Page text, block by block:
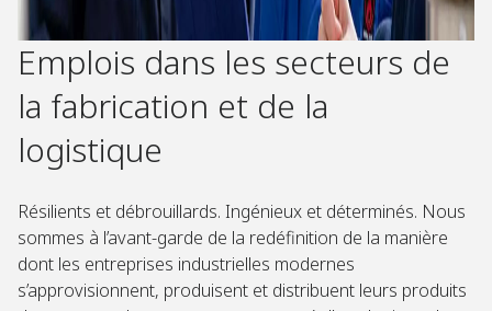
Emplois dans les secteurs de
la fabrication et de la
logistique
Résilients et débrouillards. Ingénieux et déterminés. Nous
sommes à l’avant-garde de la redéfinition de la manière
dont les entreprises industrielles modernes
s’approvisionnent, produisent et distribuent leurs produits